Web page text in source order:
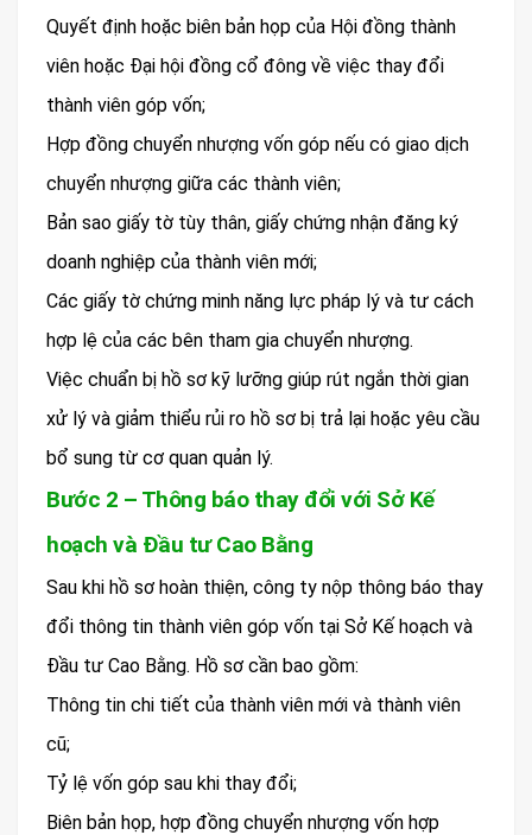
Quyết định hoặc biên bản họp của Hội đồng thành
viên hoặc Đại hội đồng cổ đông về việc thay đổi
thành viên góp vốn;
Hợp đồng chuyển nhượng vốn góp nếu có giao dịch
chuyển nhượng giữa các thành viên;
Bản sao giấy tờ tùy thân, giấy chứng nhận đăng ký
doanh nghiệp của thành viên mới;
Các giấy tờ chứng minh năng lực pháp lý và tư cách
hợp lệ của các bên tham gia chuyển nhượng.
Việc chuẩn bị hồ sơ kỹ lưỡng giúp rút ngắn thời gian
xử lý và giảm thiểu rủi ro hồ sơ bị trả lại hoặc yêu cầu
bổ sung từ cơ quan quản lý.
Bước 2 – Thông báo thay đổi với Sở Kế
hoạch và Đầu tư Cao Bằng
Sau khi hồ sơ hoàn thiện, công ty nộp thông báo thay
đổi thông tin thành viên góp vốn tại Sở Kế hoạch và
Đầu tư Cao Bằng. Hồ sơ cần bao gồm:
Thông tin chi tiết của thành viên mới và thành viên
cũ;
Tỷ lệ vốn góp sau khi thay đổi;
Biên bản họp, hợp đồng chuyển nhượng vốn hợp